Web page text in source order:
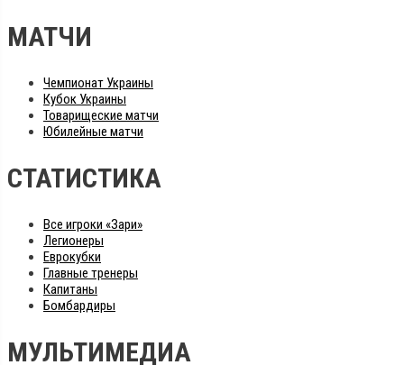
МАТЧИ
Чемпионат Украины
Кубок Украины
Товарищеские матчи
Юбилейные матчи
СТАТИСТИКА
Все игроки «Зари»
Легионеры
Еврокубки
Главные тренеры
Капитаны
Бомбардиры
МУЛЬТИМЕДИА